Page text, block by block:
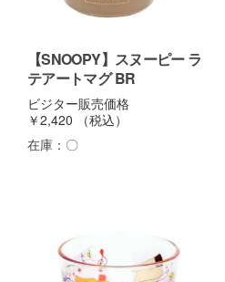
【SNOOPY】スヌーピー ラ
テアートマグ BR
ビジター販売価格
￥2,420
（税込）
在庫： 〇